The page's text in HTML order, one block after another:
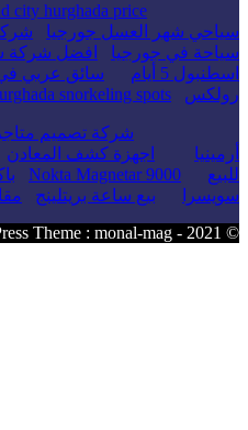
sand city hurghada price
شهر العسل جورجيا
شركات
في جورجيا
افضل شركة
5 أيام
سائق عربي في
hurghada snorkeling spots
شركة تصميم متاجر
اجهزة كشف المعادن
Nokta Magnetar 9000
بيع ساعة بريتلينج مقاول